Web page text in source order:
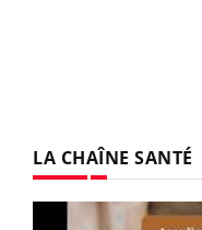
LA CHAÎNE SANTÉ